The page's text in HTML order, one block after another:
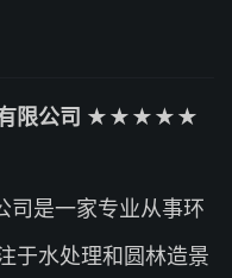
有限公司 ★★★★★
司是一家专业从事环
于水处理和圆林造景